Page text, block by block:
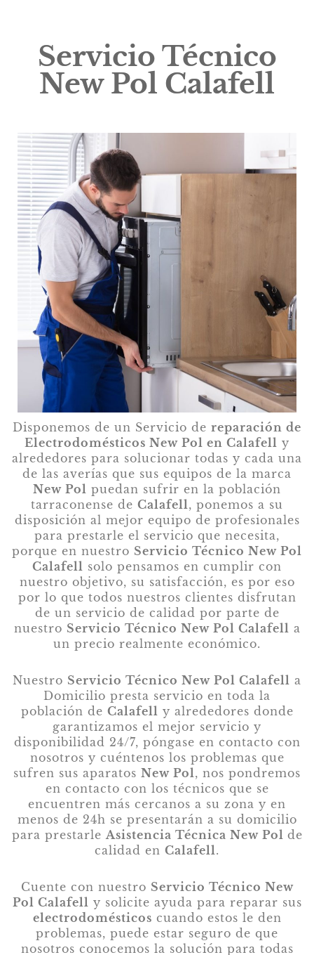
Servicio Técnico
New Pol Calafell
Disponemos de un Servicio de reparación de
Electrodomésticos New Pol en Calafell y
alrededores para solucionar todas y cada una
de las averías que sus equipos de la marca
New Pol puedan sufrir en la población
tarraconense de Calafell, ponemos a su
disposición al mejor equipo de profesionales
para prestarle el servicio que necesita,
porque en nuestro Servicio Técnico New Pol
Calafell solo pensamos en cumplir con
nuestro objetivo, su satisfacción, es por eso
por lo que todos nuestros clientes disfrutan
de un servicio de calidad por parte de
nuestro Servicio Técnico New Pol Calafell a
un precio realmente económico.
Nuestro Servicio Técnico New Pol Calafell a
Domicilio presta servicio en toda la
población de Calafell y alrededores donde
garantizamos el mejor servicio y
disponibilidad 24/7, póngase en contacto con
nosotros y cuéntenos los problemas que
sufren sus aparatos New Pol, nos pondremos
en contacto con los técnicos que se
encuentren más cercanos a su zona y en
menos de 24h se presentarán a su domicilio
para prestarle Asistencia Técnica New Pol de
calidad en Calafell.
Cuente con nuestro Servicio Técnico New
Pol Calafell y solicite ayuda para reparar sus
electrodomésticos cuando estos le den
problemas, puede estar seguro de que
nosotros conocemos la solución para todas